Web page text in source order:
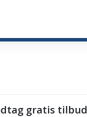
gratis tilbud